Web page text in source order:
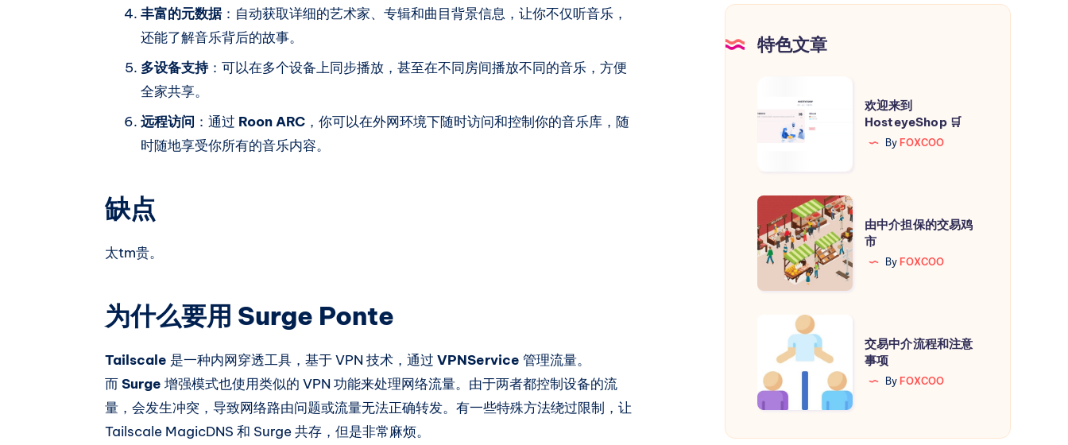
丰富的元数据：自动获取详细的艺术家、专辑和曲目背景信息，让你不仅听音乐，
还能了解音乐背后的故事。
多设备支持：可以在多个设备上同步播放，甚至在不同房间播放不同的音乐，方便
全家共享。
远程访问 ：通过 Roon ARC ，你可以在外网环境下随时访问和控制你的音乐库，随
时随地享受你所有的音乐内容。
缺点
太tm贵。
为什么要用 Surge Ponte
Tailscale 是一种内网穿透工具，基于 VPN 技术，通过 VPNService 管理流量。
而Surge 增强模式也使用类似的 VPN 功能来处理网络流量。由于两者都控制设备的流
量，会发生冲突，导致网络路由问题或流量无法正确转发。有一些特殊方法绕过限制，让
Tailscale MagicDNS 和 Surge 共存，但是非常麻烦。
特色文章
迎
🛒
欢迎来到
HosteyeShop 🛒
By FOXCOO
由
中
介
保
鸡
市
由中介担保的交易鸡
市
By FOXCOO
中
介
流
程
交易中介流程和注意
事项
By FOXCOO